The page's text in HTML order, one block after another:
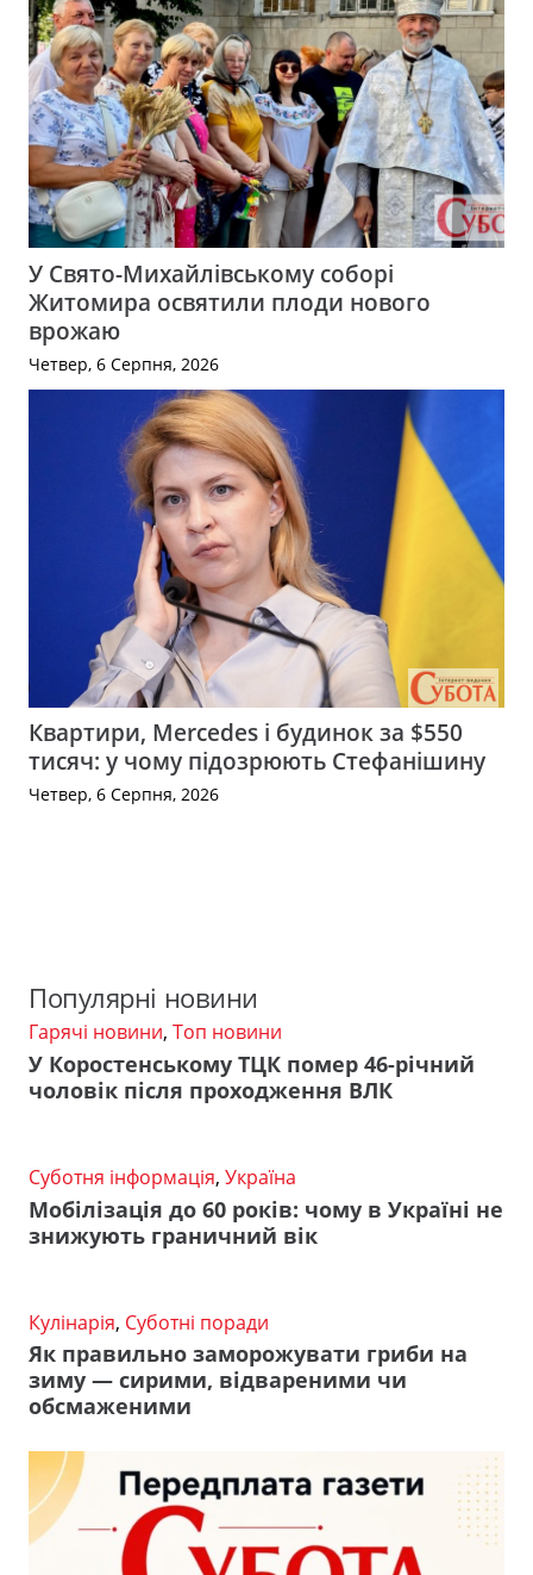
У Свято-Михайлівському соборі
Житомира освятили плоди нового
врожаю
Четвер, 6 Серпня, 2026
Квартири, Mercedes і будинок за $550
тисяч: у чому підозрюють Стефанішину
Четвер, 6 Серпня, 2026
Популярні новини
Гарячі новини, Топ новини
У Коростенському ТЦК помер 46-річний
чоловік після проходження ВЛК
Суботня інформація, Україна
Мобілізація до 60 років: чому в Україні не
знижують граничний вік
Кулінарія, Суботні поради
Як правильно заморожувати гриби на
зиму — сирими, відвареними чи
обсмаженими